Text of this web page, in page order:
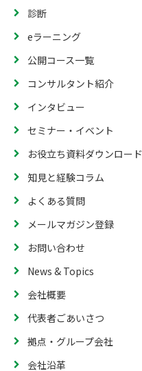
診断
eラーニング
公開コース一覧
コンサルタント紹介
インタビュー
セミナー・イベント
お役立ち資料ダウンロード
知見と経験コラム
よくある質問
メールマガジン登録
お問い合わせ
News & Topics
会社概要
代表者ごあいさつ
拠点・グループ会社
会社沿革